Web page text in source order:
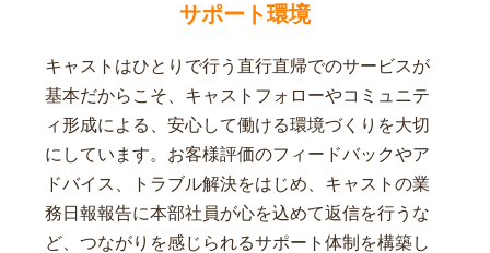
サポート環境
キャストはひとりで行う直行直帰でのサービスが
基本だからこそ、キャストフォローやコミュニテ
ィ形成による、安心して働ける環境づくりを大切
にしています。お客様評価のフィードバックやア
ドバイス、トラブル解決をはじめ、キャストの業
務日報報告に本部社員が心を込めて返信を行うな
ど、つながりを感じられるサポート体制を構築し